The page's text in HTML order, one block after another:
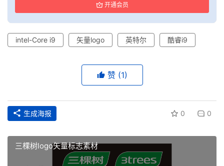
开通会员
intel-Core i9 矢量logo 英特尔 酷睿i9
赞 (1)
生成海报 0 0
三棵树logo矢量标志素材